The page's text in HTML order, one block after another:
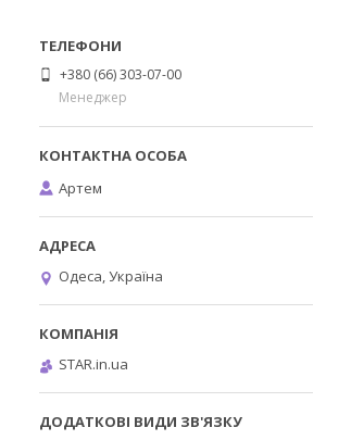
+380 (66) 303-07-00
Менеджер
Артем
Одеса, Україна
STAR.in.ua